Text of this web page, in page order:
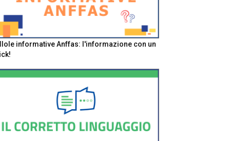
informative Anffas: l'informazione con un